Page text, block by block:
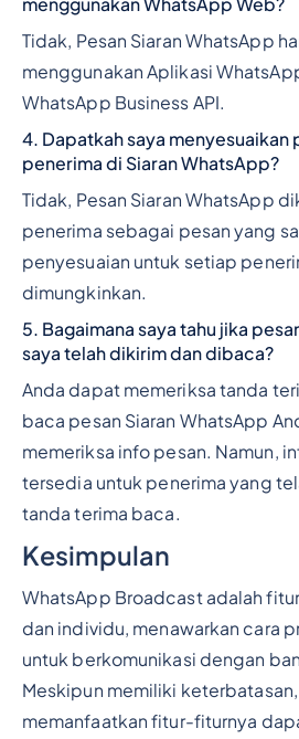
menggunakan WhatsApp Web?
Tidak, Pesan Siaran WhatsApp
menggunakan Aplikasi
WhatsApp Business API.
4. Dapatkah saya menyesuaikan
penerima di Siaran WhatsApp?
Tidak, Pesan Siaran WhatsApp
penerima sebagai pesan yang
penyesuaian untuk setiap
dimungkinkan.
5. Bagaimana saya tahu jika
saya telah dikirim dan dibaca?
Anda dapat memeriksa tanda
baca pesan Siaran WhatsApp
memeriksa info pesan. Namun,
tersedia untuk penerima yang
tanda terima baca.
Kesimpulan
WhatsApp Broadcast adalah
dan individu, menawarkan cara
untuk berkomunikasi dengan
Meskipun memiliki
memanfaatkan fitur-fiturnya